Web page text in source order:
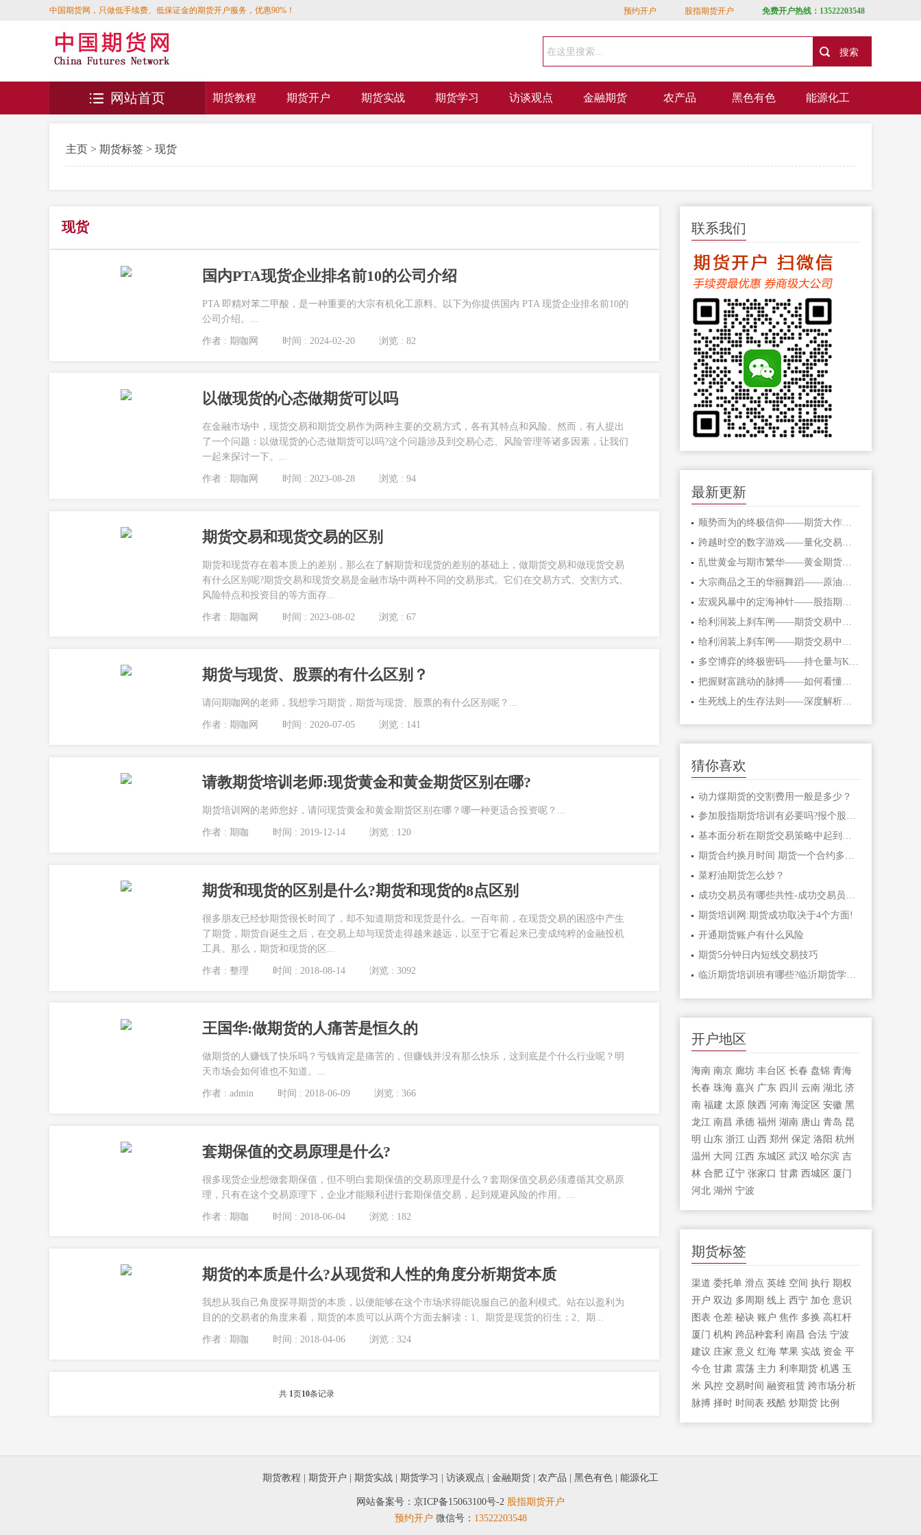
中国期货网，只做低手续费、低保证金的期货开户服务，优惠90%！ 预约开户 股指期货开户 免费开户热线：13522203548
期货教程 期货开户 期货实战 期货学习 访谈观点 金融期货 农产品 黑色有色 能源化工
网站首页
主页 > 期货标签 > 现货
现货
国内PTA现货企业排名前10的公司介绍
PTA 即精对苯二甲酸，是一种重要的大宗有机化工原料。以下为你提供国内 PTA 现货企业排名前10的
公司介绍。...
作者 : 期咖网 时间 : 2024-02-20 浏览 : 82
以做现货的心态做期货可以吗
在金融市场中，现货交易和期货交易作为两种主要的交易方式，各有其特点和风险。然而，有人提出
了一个问题：以做现货的心态做期货可以吗?这个问题涉及到交易心态、风险管理等诸多因素，让我们
一起来探讨一下。...
作者 : 期咖网 时间 : 2023-08-28 浏览 : 94
期货交易和现货交易的区别
期货和现货存在着本质上的差别，那么在了解期货和现货的差别的基础上，做期货交易和做现货交易
有什么区别呢?期货交易和现货交易是金融市场中两种不同的交易形式。它们在交易方式、交割方式、
风险特点和投资目的等方面存...
作者 : 期咖网 时间 : 2023-08-02 浏览 : 67
期货与现货、股票的有什么区别？
请问期咖网的老师，我想学习期货，期货与现货、股票的有什么区别呢？...
作者 : 期咖网 时间 : 2020-07-05 浏览 : 141
请教期货培训老师:现货黄金和黄金期货区别在哪?
期货培训网的老师您好，请问现货黄金和黄金期货区别在哪？哪一种更适合投资呢？...
作者 : 期咖 时间 : 2019-12-14 浏览 : 120
期货和现货的区别是什么?期货和现货的8点区别
很多朋友已经炒期货很长时间了，却不知道期货和现货是什么。一百年前，在现货交易的困惑中产生
了期货，期货自诞生之后，在交易上却与现货走得越来越远，以至于它看起来已变成纯粹的金融投机
工具。那么，期货和现货的区...
作者 : 整理 时间 : 2018-08-14 浏览 : 3092
王国华:做期货的人痛苦是恒久的
做期货的人赚钱了快乐吗？亏钱肯定是痛苦的，但赚钱并没有那么快乐，这到底是个什么行业呢？明
天市场会如何谁也不知道。...
作者 : admin 时间 : 2018-06-09 浏览 : 366
套期保值的交易原理是什么?
很多现货企业想做套期保值，但不明白套期保值的交易原理是什么？套期保值交易必须遵循其交易原
理，只有在这个交易原理下，企业才能顺利进行套期保值交易，起到规避风险的作用。...
作者 : 期咖 时间 : 2018-06-04 浏览 : 182
期货的本质是什么?从现货和人性的角度分析期货本质
我想从我自己角度探寻期货的本质，以便能够在这个市场求得能说服自己的盈利模式。站在以盈利为
目的的交易者的角度来看，期货的本质可以从两个方面去解读：1、期货是现货的衍生；2、期...
作者 : 期咖 时间 : 2018-04-06 浏览 : 324
共 1页10条记录
联系我们
最新更新
顺势而为的终极信仰——期货大作手的修
跨越时空的数字游戏——量化交易在期货
乱世黄金与期市繁华——黄金期货的避险
大宗商品之王的华丽舞蹈——原油期货的
宏观风暴中的定海神针——股指期货的对
给利润装上刹车闸——期货交易中不可逾
把握财富跳动的脉搏——如何看懂期货主
生死线上的生存法则——深度解析期货爆
猜你喜欢
动力煤期货的交割费用一般是多少？
参加股指期货培训有必要吗?报个股指期货
基本面分析在期货交易策略中起到什么作
期货合约换月时间 期货一个合约多长时间
菜籽油期货怎么炒？
成功交易员有哪些共性-成功交易员应该具
期货培训网:期货成功取决于4个方面!
开通期货账户有什么风险
期货5分钟日内短线交易技巧
临沂期货培训班有哪些?临沂期货学习课程
开户地区
海南 南京 廊坊 丰台区 长春 盘锦 青海
长春 珠海 嘉兴 广东 四川 云南 湖北 济
南 福建 太原 陕西 河南 海淀区 安徽 黑
龙江 南昌 承德 福州 湖南 唐山 青岛 昆
明 山东 浙江 山西 郑州 保定 洛阳 杭州
温州 大同 江西 东城区 武汉 哈尔滨 吉
林 合肥 辽宁 张家口 甘肃 西城区 厦门
河北 湖州 宁波
期货标签
渠道 委托单 滑点 英雄 空间 执行 期权
开户 双边 多周期 线上 西宁 加仓 意识
图表 仓差 秘诀 账户 焦作 多换 高杠杆
厦门 机构 跨品种套利 南昌 合法 宁波
建议 庄家 意义 红海 苹果 实战 资金 平
今仓 甘肃 震荡 主力 利率期货 机遇 玉
米 风控 交易时间 融资租赁 跨市场分析
脉搏 择时 时间表 残酷 炒期货 比例
期货教程 期货开户 期货实战 期货学习 访谈观点 金融期货 农产品 黑色有色 能源化工
网站备案号： 京ICP备15063100号-2 股指期货开户
预约开户 微信号： 13522203548